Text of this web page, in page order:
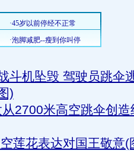
斗机坠毁 驾驶员跳伞
)
2700米高空跳伞创造
莲花表达对国王敬意(